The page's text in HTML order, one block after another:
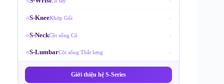
S-KneeKhớp Gối ›
S-NeckCột sống Cổ ›
S-LumbarCột sống Thắt lưng ›
Giới thiệu hệ S-Series